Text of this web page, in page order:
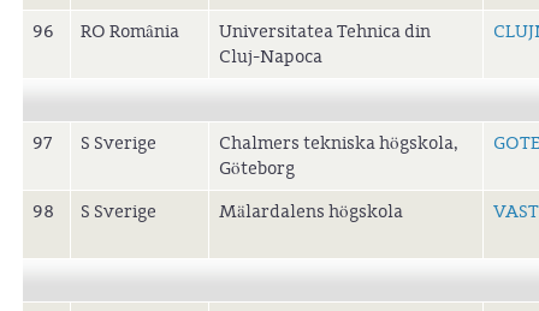
96
RO România
Universitatea Tehnica din
Cluj-Napoca
97 S Sverige
Chalmers tekniska högskola,
Göteborg
98 S Sverige Mälardalens högskola